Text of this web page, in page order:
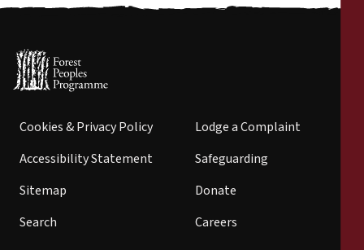
Cookies & Privacy Policy
Accessibility Statement
Sitemap
Search
Lodge a Complaint
Safeguarding
Donate
Careers